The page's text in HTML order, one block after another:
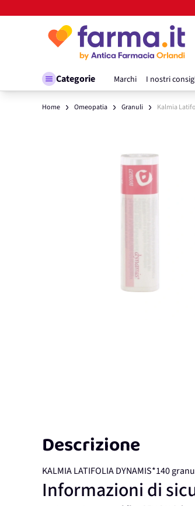
Salta al contenuto
Categorie Marchi I nostri
Home Omeopatia Granuli Kalmia
Descrizione
KALMIA LATIFOLIA DYNAMIS*140
Informazioni di